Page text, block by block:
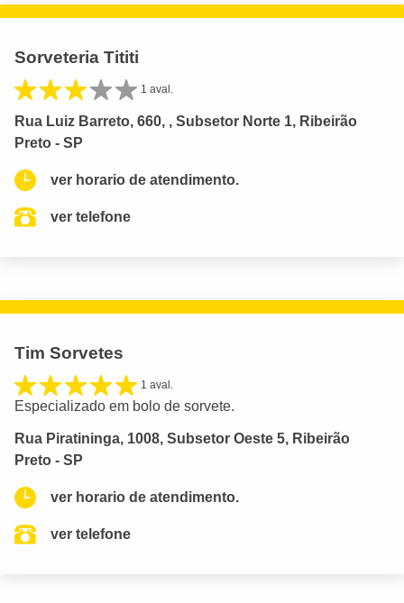
Sorveteria Tititi
1 aval.
Rua Luiz Barreto, 660, , Subsetor Norte 1, Ribeirão
Preto - SP
ver horario de atendimento.
ver telefone
Tim Sorvetes
1 aval.
Especializado em bolo de sorvete.
Rua Piratininga, 1008, Subsetor Oeste 5, Ribeirão
Preto - SP
ver horario de atendimento.
ver telefone